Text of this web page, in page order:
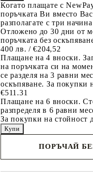
Когато плащате с
поръчката Ви вместо
разполагате с три
Отложено до 30 дни от
поръчката без
400 лв. / €204,52
Плащане на 4 вноски.
на поръчката си на
се разделя на 3 равни
оскъпяване. За покупки
€511.31
Плащане на 6 вноски.
разпределя в 6 равни
За покупки на стойност
ПОРЪЧАЙ